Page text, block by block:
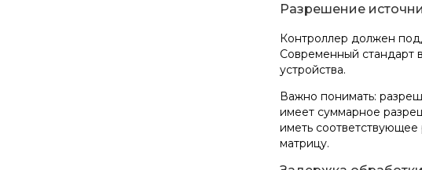
Разрешение
Контроллер должен
Современный стандарт
устройства.
Важно понимать:
имеет суммарное
иметь
матрицу.